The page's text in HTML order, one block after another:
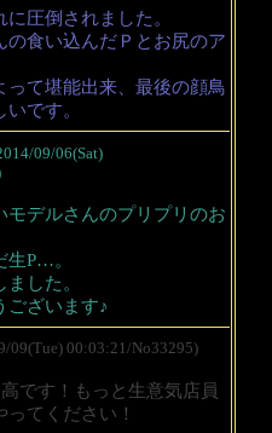
に圧倒されました。
の食い込んだＰとお尻のア
って堪能出来、最後の顔鳥
いです。
09/06(Sat)
モデルさんのプリプリのお
生P…。
した。
ございます♪
09(Tue) 00:03:21/No33295)
です！もっと生意気店員
ってください！